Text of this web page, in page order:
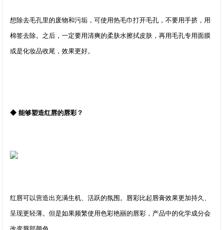
想除去毛孔里的废物和污垢，可使用热毛巾打开毛孔，不要用手挤，用
棉签去除。之后，一定要用清爽的柔肤水擦拭皮肤，再用毛孔专用面膜
或是化妆品收尾，效果更好。
◆ 能够塑造红唇的唇彩？
红唇可以营造出充满生机、活跃的氛围。唇彩比起唇膏效果更加持久、
呈现更轻薄。但是如果频繁使用色彩艳丽的唇彩，产品中的化学成分会